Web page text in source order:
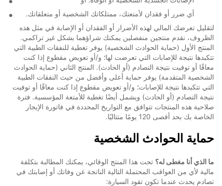
أي ضرر أو فقدان لأمتعتك، ممتلكاتك الشخصية أو متعلقاتك.
لتقليل تعرضك المالي لهذه الأضرار أو الفقدان أو الإصابة في مثل هذه
الظروف، نقدم منتجين منفصلين يمكنك شراؤهما بشكل غير تراكمي.
المنتج الأول (حماية الحوادث الشخصية) يوفر تغطية للنفقات الطبية التي
تتكبدها نتيجة للإصابات التي تعرضت لها؛ و/أو تعويض مقطوع إذا كنت
معاقًا أو توفيت نتيجة التصادم (أو الحادث). المنتج الثاني (حماية الحوادث
الشخصية المتقدمة) يوفر حماية أعلى وأفضل من حيث النفقات الطبية
التي تتكبدها نتيجة للإصابات؛ و/أو تعويض مقطوع إذا كنت معاقًا أو توفيت
نتيجة التصادم (أو الحادث) ويشمل أيضًا تغطية للأمتعة المؤسسية. فترة
صلاحية هذه المنتجات تتوافق مع التواريخ المحددة في فاتورة الإيجار
الخاصة بك بحد أقصى 120 يومًا متتاليًا.
حماية الحوادث الشخصية
ما الذي أنا مغطى له؟ تحت هذا المنتج الوقائي، يمكنك المطالبة بتكلفة
مالية لأي من العواقب المحتملة التالية الناتجة عن وفاتك أو إصابتك في
تصادم يحدث عندما تكون تقود السيارة: